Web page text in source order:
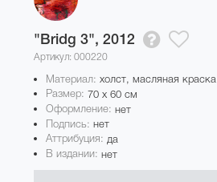
"Bridg 3", 2012
Артикул: 000220
Материал: холст, масляная краска
Размер: 70 x 60 см
Оформление:нет
Подпись:нет
Аттрибуция: да
В издании:нет